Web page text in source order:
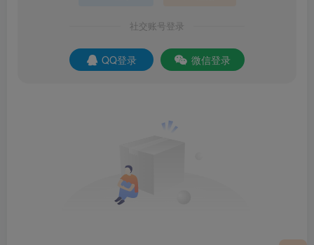
社交账号登录
QQ登录 微信登录